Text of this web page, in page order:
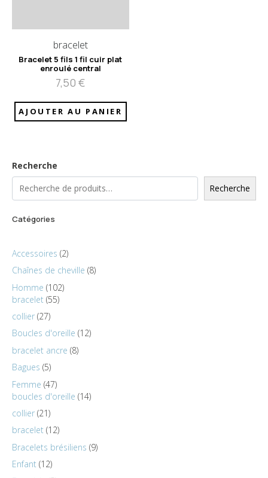
bracelet
Bracelet 5 fils 1 fil cuir plat
enroulé central
7,50€
AJOUTER AU PANIER
Recherche
Recherche
Catégories
Accessoires 2
Chaînes de cheville 8
Homme 102
bracelet 55
collier 27
Boucles d'oreille 12
bracelet ancre 8
Bagues 5
Femme 47
boucles d'oreille 14
collier 21
bracelet 12
Bracelets brésiliens 9
Enfant 12